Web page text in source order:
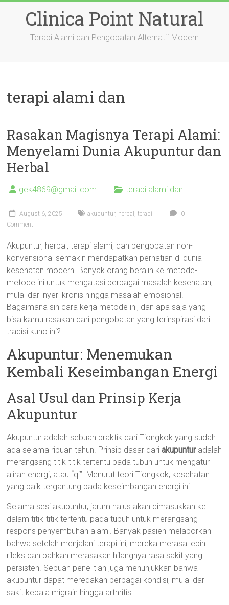
contentClinica Point Natural
Terapi Alami dan Pengobatan Alternatif Modern
terapi alami dan
Rasakan Magisnya Terapi Alami:
Menyelami Dunia Akupuntur dan
Herbal
gek4869@gmail.com terapi alami dan
August 6, 2025 akupuntur, herbal ,terapi
0
Comment
Akupuntur, herbal, terapi alami, dan pengobatan non-
konvensional semakin mendapatkan perhatian di dunia
kesehatan modern. Banyak orang beralih ke metode-
metode ini untuk mengatasi berbagai masalah kesehatan,
mulai dari nyeri kronis hingga masalah emosional.
Bagaimana sih cara kerja metode ini, dan apa saja yang
bisa kamu rasakan dari pengobatan yang terinspirasi dari
tradisi kuno ini?
Akupuntur: Menemukan
Kembali Keseimbangan Energi
Asal Usul dan Prinsip Kerja
Akupuntur
Akupuntur adalah sebuah praktik dari Tiongkok yang sudah
ada selama ribuan tahun. Prinsip dasar dariakupunturadalah
merangsang titik-titik tertentu pada tubuh untuk mengatur
aliran energi, atau “qi”. Menurut teori Tiongkok, kesehatan
yang baik tergantung pada keseimbangan energi ini.
Selama sesi akupuntur, jarum halus akan dimasukkan ke
dalam titik-titik tertentu pada tubuh untuk merangsang
respons penyembuhan alami. Banyak pasien melaporkan
bahwa setelah menjalani terapi ini, mereka merasa lebih
rileks dan bahkan merasakan hilangnya rasa sakit yang
persisten. Sebuah penelitian juga menunjukkan bahwa
akupuntur dapat meredakan berbagai kondisi, mulai dari
sakit kepala migrain hingga arthritis.